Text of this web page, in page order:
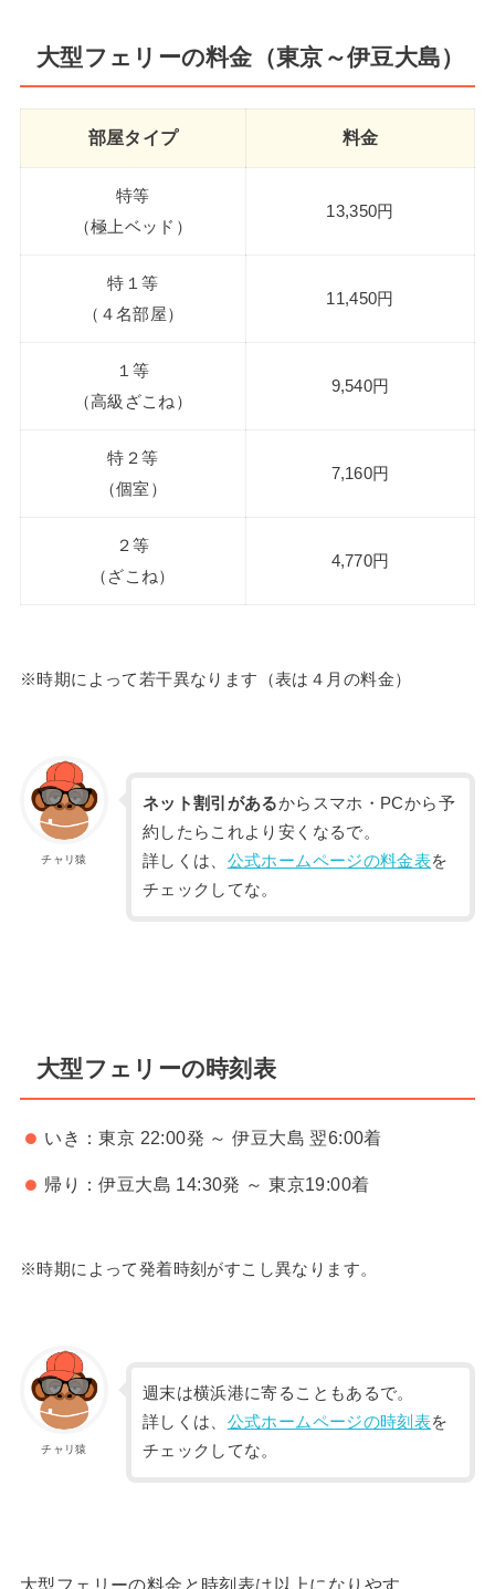
大型フェリーの料金（東京～伊豆大島）
部屋タイプ 料金
特等
（極上ベッド）
13,350円
特１等
（４名部屋）
11,450円
１等
（高級ざこね）
9,540円
特２等
（個室）
7,160円
２等
（ざこね）
4,770円
※時期によって若干異なります（表は４月の料金）
チャリ猿
ネット割引があるからスマホ・PCから予
約したらこれより安くなるで。
詳しくは、 公式ホームページの料金表を
チェックしてな。
大型フェリーの時刻表
いき：東京 22:00発 ～ 伊豆大島 翌6:00着
帰り：伊豆大島 14:30発 ～ 東京19:00着
※時期によって発着時刻がすこし異なります。
チャリ猿
週末は横浜港に寄ることもあるで。
詳しくは、 公式ホームページの時刻表を
チェックしてな。
大型フェリーの料金と時刻表は以上になりやす。